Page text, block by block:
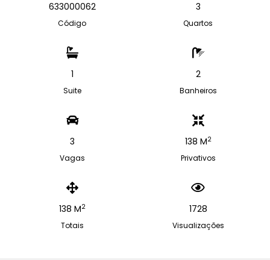
633000062
Código
3
Quartos
1
Suite
2
Banheiros
3
Vagas
138 M2
Privativos
138 M2
Totais
1728
Visualizações